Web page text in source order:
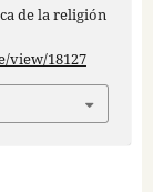
de la religión
view/18127